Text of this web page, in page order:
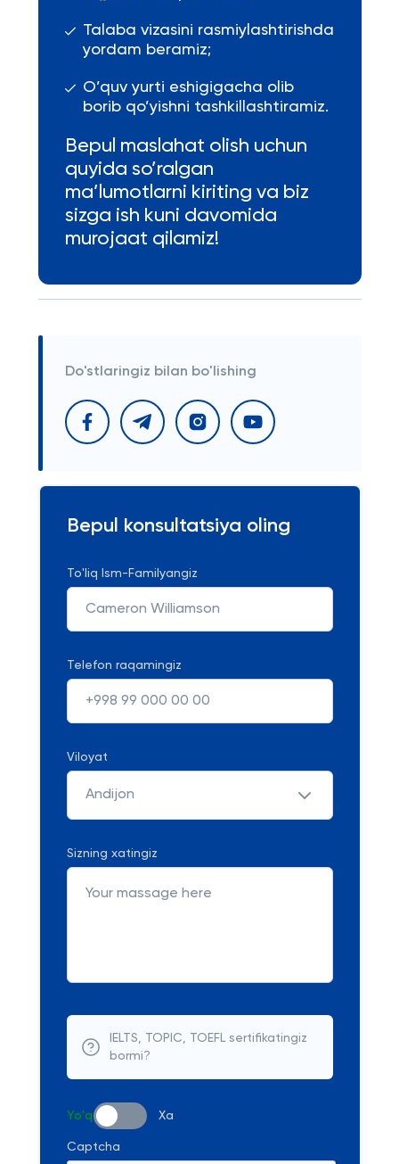
Talaba vizasini rasmiylashtirishda
yordam beramiz;
O’quv yurti eshigigacha olib
borib qo’yishni tashkillashtiramiz.
Bepul maslahat olish uchun
quyida so’ralgan
ma’lumotlarni kiriting va biz
sizga ish kuni davomida
murojaat qilamiz!
Do'stlaringiz bilan bo'lishing
Bepul konsultatsiya oling
To'liq Ism-Familyangiz
Telefon raqamingiz
Viloyat
Andijon
Sizning xatingiz
IELTS, TOPIC, TOEFL sertifikatingiz
bormi?
Yo'q Xa
Captcha